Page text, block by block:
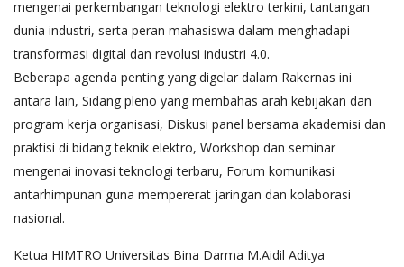
mengenai perkembangan teknologi elektro terkini, tantangan
dunia industri, serta peran mahasiswa dalam menghadapi
transformasi digital dan revolusi industri 4.0.
Beberapa agenda penting yang digelar dalam Rakernas ini
antara lain, Sidang pleno yang membahas arah kebijakan dan
program kerja organisasi, Diskusi panel bersama akademisi dan
praktisi di bidang teknik elektro, Workshop dan seminar
mengenai inovasi teknologi terbaru, Forum komunikasi
antarhimpunan guna mempererat jaringan dan kolaborasi
nasional.
Ketua HIMTRO Universitas Bina Darma M.Aidil Aditya